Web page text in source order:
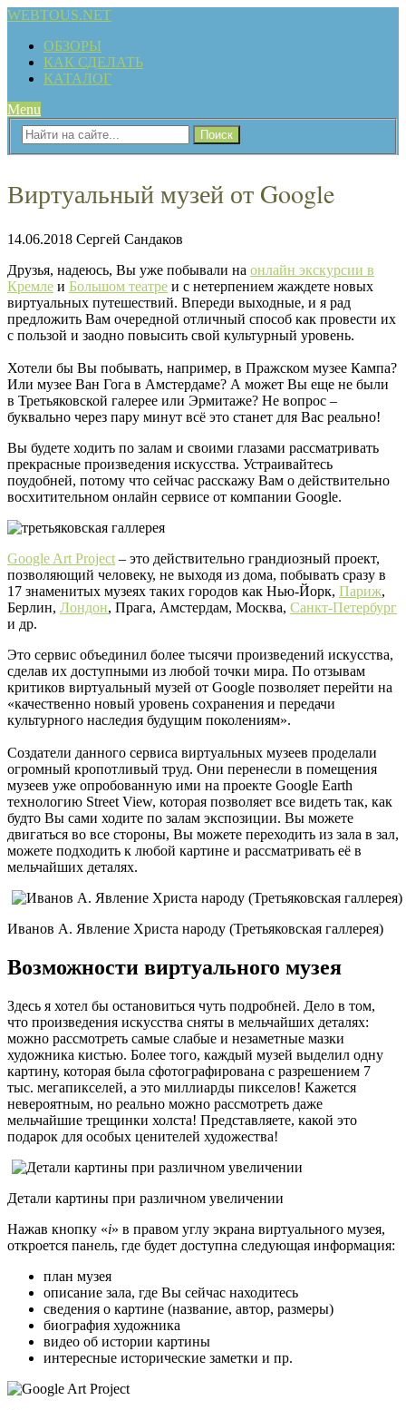
WEBTOUS.NET
ОБЗОРЫ
КАК СДЕЛАТЬ
КАТАЛОГ
Menu
Виртуальный музей от Google
14.06.2018 Сергей Сандаков
Друзья, надеюсь, Вы уже побывали на онлайн экскурсии в
Кремле и Большом театре и с нетерпением жаждете новых
виртуальных путешествий. Впереди выходные, и я рад
предложить Вам очередной отличный способ как провести их
с пользой и заодно повысить свой культурный уровень.
Хотели бы Вы побывать, например, в Пражском музее Кампа?
Или музее Ван Гога в Амстердаме? А может Вы еще не были
в Третьяковской галерее или Эрмитаже? Не вопрос –
буквально через пару минут всё это станет для Вас реально!
Вы будете ходить по залам и своими глазами рассматривать
прекрасные произведения искусства. Устраивайтесь
поудобней, потому что сейчас расскажу Вам о действительно
восхитительном онлайн сервисе от компании Google.
Google Art Project – это действительно грандиозный проект,
позволяющий человеку, не выходя из дома, побывать сразу в
17 знаменитых музеях таких городов как Нью-Йорк, Париж,
Берлин, Лондон, Прага, Амстердам, Москва, Санкт-Петербург
и др.
Это сервис объединил более тысячи произведений искусства,
сделав их доступными из любой точки мира. По отзывам
критиков виртуальный музей от Google позволяет перейти на
«качественно новый уровень сохранения и передачи
культурного наследия будущим поколениям».
Создатели данного сервиса виртуальных музеев проделали
огромный кропотливый труд. Они перенесли в помещения
музеев уже опробованную ими на проекте Google Earth
технологию Street View, которая позволяет все видеть так, как
будто Вы сами ходите по залам экспозиции. Вы можете
двигаться во все стороны, Вы можете переходить из зала в зал,
можете подходить к любой картине и рассматривать её в
мельчайших деталях.
Иванов А. Явление Христа народу (Третьяковская галлерея)
Возможности виртуального музея
Здесь я хотел бы остановиться чуть подробней. Дело в том,
что произведения искусства сняты в мельчайших деталях:
можно рассмотреть самые слабые и незаметные мазки
художника кистью. Более того, каждый музей выделил одну
картину, которая была сфотографирована с разрешением 7
тыс. мегапикселей, а это миллиарды пикселов! Кажется
невероятным, но реально можно рассмотреть даже
мельчайшие трещинки холста! Представляете, какой это
подарок для особых ценителей художества!
Детали картины при различном увеличении
Нажав кнопку «i» в правом углу экрана виртуального музея,
откроется панель, где будет доступна следующая информация:
план музея
описание зала, где Вы сейчас находитесь
сведения о картине (название, автор, размеры)
биография художника
видео об истории картины
интересные исторические заметки и пр.